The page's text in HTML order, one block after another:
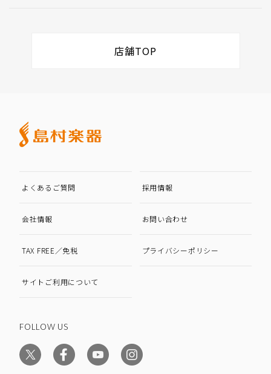
店舗TOP
よくあるご質問 採用情報
会社情報 お問い合わせ
TAX FREE／免税 プライバシーポリシー
サイトご利用について
FOLLOW US